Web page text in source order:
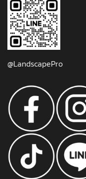
@LandscapePro